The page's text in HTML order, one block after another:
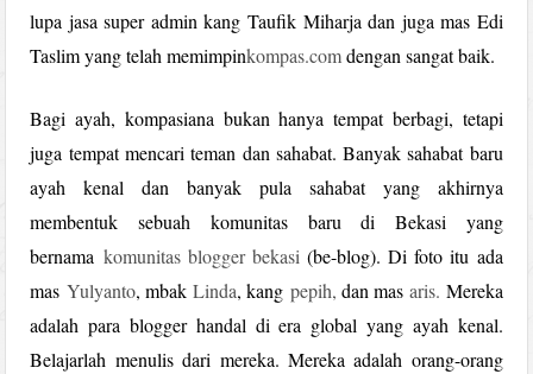
lupa jasa super admin kang Taufik Miharja dan juga mas Edi
Taslim yang telah memimpinkompas.comdengan sangat baik.
Bagi ayah, kompasiana bukan hanya tempat berbagi, tetapi
juga tempat mencari teman dan sahabat. Banyak sahabat baru
ayah kenal dan banyak pula sahabat yang akhirnya
membentuk sebuah komunitas baru di Bekasi yang
bernama komunitas blogger bekasi(be-blog). Di foto itu ada
mas Yulyanto, mbakLinda, kang pepih, dan masaris. Mereka
adalah para blogger handal di era global yang ayah kenal.
Belajarlah menulis dari mereka. Mereka adalah orang-orang